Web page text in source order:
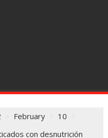
February
10
con desnutrición